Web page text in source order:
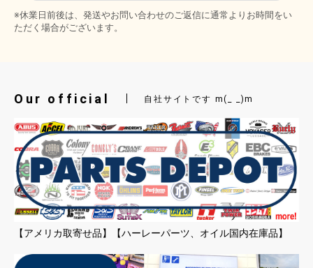
※休業日前後は、発送やお問い合わせのご返信に通常よりお時間をい
ただく場合がございます。
Our official 自社サイトです m(_ _)m
【アメリカ取寄せ品】【ハーレーパーツ、オイル国内在庫品】